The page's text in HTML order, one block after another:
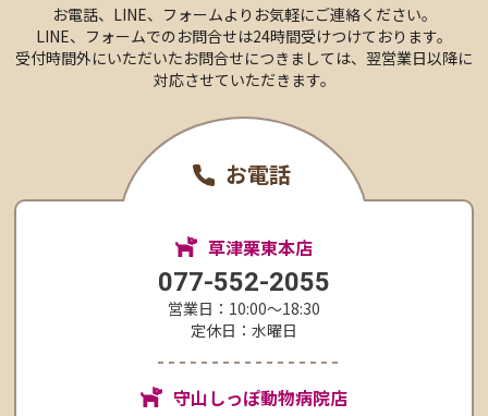
お電話、LINE、 フォームより お気軽にご連絡ください。
LINE、フォームでのお問合せは24時間受けつけております。
受付時間外にいただいたお問合せにつきましては、 翌営業日以降に
対応させていただきます。
お電話
草津栗東本店
077-552-2055
営業日：10:00〜18:30
定休日：水曜日
守山しっぽ動物病院店